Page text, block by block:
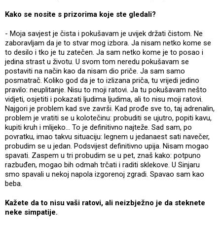
Kako se nosite s prizorima koje ste gledali?
- Moja savjest je čista i pokušavam je uvijek držati čistom. Ne
zaboravljam da je to stvar mog izbora. Ja nisam netko kome se
to desilo i tko je tu zatečen. Ja sam netko kome je to posao i
jedina strast u životu. U svom tom neredu pokušavam se
postaviti na način kao da nisam dio priče. Ja sam samo
posmatrač. Koliko god da je to izlizana priča, tu vrijedi jedino
pravilo: neuplitanje. Nisu to moji ratovi. Ja tu pokušavam nešto
vidjeti, osjetiti i pokazati ljudima ljudima, ali to nisu moji ratovi.
Najgori je problem kad sve završi. Kad prođe sve to, taj adrenalin,
problem je vratiti se u kolotečinu: probuditi se ujutro, popiti kavu,
kupiti kruh i mlijeko... To je definitivno najteže. Sad sam, po
povratku, imao takvu situaciju: legnem u jedanaest sati navečer,
probudim se u jedan. Podsvijest definitivno upija. Nisam mogao
spavati. Zaspem u tri probudim se u pet, znaš kako: potpuno
razbuđen, mogao bih odmah trčati i raditi sklekove. U Sinjaru
smo spavali u nekoj napola izgorenoj zgradi. Spavao sam kao
beba.
Kažete da to nisu vaši ratovi, ali neizbježno je da steknete
neke simpatije.